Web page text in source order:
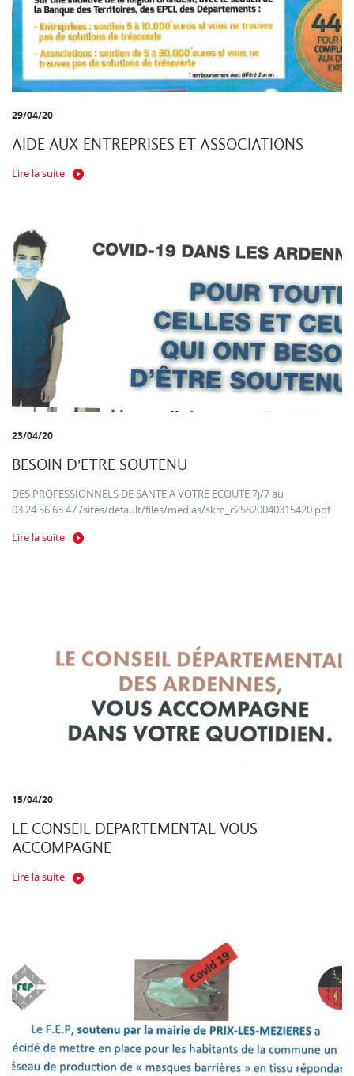
29/04/20
AIDE AUX ENTREPRISES ET ASSOCIATIONS
Lire la suite
23/04/20
BESOIN D'ETRE SOUTENU
DES PROFESSIONNELS DE SANTE A VOTRE ECOUTE 7j/7 au
03.24.56.63.47 /sites/default/files/medias/skm_c25820040315420.pdf
Lire la suite
15/04/20
LE CONSEIL DEPARTEMENTAL VOUS
ACCOMPAGNE
Lire la suite